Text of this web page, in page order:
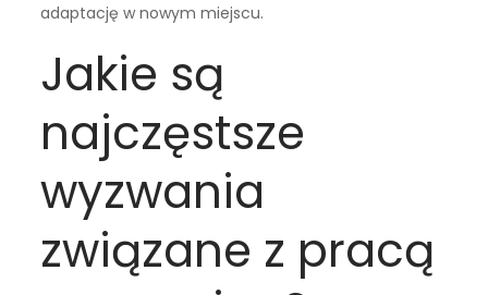
adaptację w nowym miejscu.
Jakie są
najczęstsze
wyzwania
związane z pracą